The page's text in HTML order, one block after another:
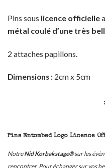
Pins sous licence officielle
métal coulé d’une très
2 attaches papillons.
Dimensions : 2cm x 5cm
Pins Entombed Logo Licence
NotreNid Korbakstage®sur les
rencontrer. Pour échanger sur vos